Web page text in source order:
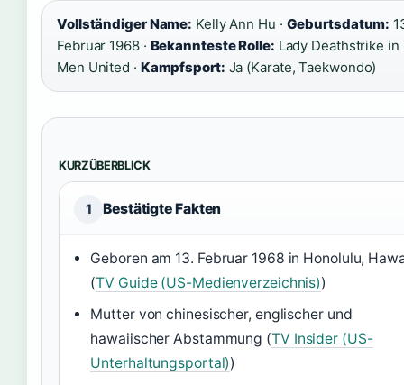
Vollständiger Name: Kelly Ann Hu · Geburtsdatum:
Februar 1968 · Bekannteste Rolle: Lady Deathstrike in
Men United · Kampfsport: Ja (Karate, Taekwondo)
KURZÜBERBLICK
1 Bestätigte Fakten
Geboren am 13. Februar 1968 in Honolulu,
(TV Guide (US-Medienverzeichnis))
Mutter von chinesischer, englischer und
hawaiischer Abstammung (TV Insider (US-
Unterhaltungsportal))